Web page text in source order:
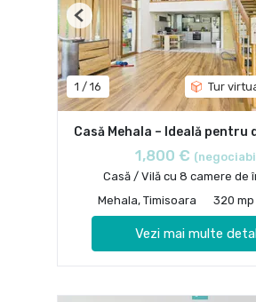
1 / 16 Tur
Previous
Casă Mehala – Ideală pentru
1,800 €
Casă / Vilă cu 8 camere de
Mehala, Timisoara
320 mp
Vezi mai multe